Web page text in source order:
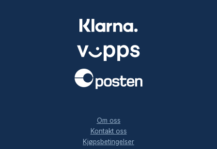
Om oss
Kontakt oss
Kjøpsbetingelser